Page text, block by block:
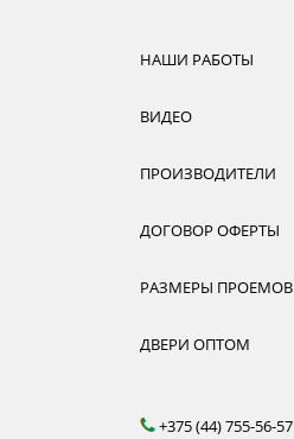
НАШИ РАБОТЫ
ВИДЕО
ПРОИЗВОДИТЕЛИ
ДОГОВОР ОФЕРТЫ
РАЗМЕРЫ ПРОЕМОВ
ДВЕРИ ОПТОМ
+375 (44) 755-56-57